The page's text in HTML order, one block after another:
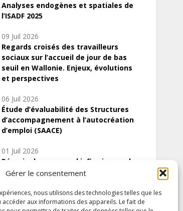
Gérer le consentement
nous utilisons des technologies telles que les
aux informations des appareils. Le fait de
Analyses endogènes et spatiales de
l’ISADF 2025
09 Juil 2026
Regards croisés des travailleurs
sociaux sur l’accueil de jour de bas
seuil en Wallonie. Enjeux, évolutions
et perspectives
06 Juil 2026
Étude d’évaluabilité des Structures
d’accompagnement à l’autocréation
d’emploi (SAACE)
01 Juil 2026
Pénurie du personnel infirmier :quels
indicateurs d’offre de soins pour